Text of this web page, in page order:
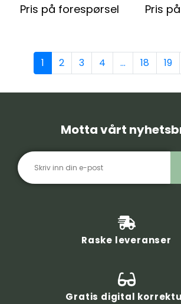
Pris på forespørsel Pris
1 2 3 4 … 18 19
Motta vårt
Raske leveranser
Gratis digital